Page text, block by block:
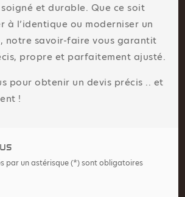
et durable. Que ce soit
à l’identique ou moderniser un
notre savoir-faire vous garantit
propre et parfaitement ajusté.
pour obtenir un devis précis .. et
!
par un astérisque (*) sont obligatoires